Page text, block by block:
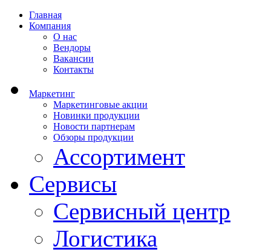
Главная
Компания
О нас
Вендоры
Вакансии
Контакты
Маркетинг
Маркетинговые акции
Новинки продукции
Новости партнерам
Обзоры продукции
Ассортимент
Сервисы
Сервисный центр
Логистика